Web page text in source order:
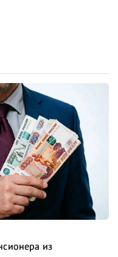
из